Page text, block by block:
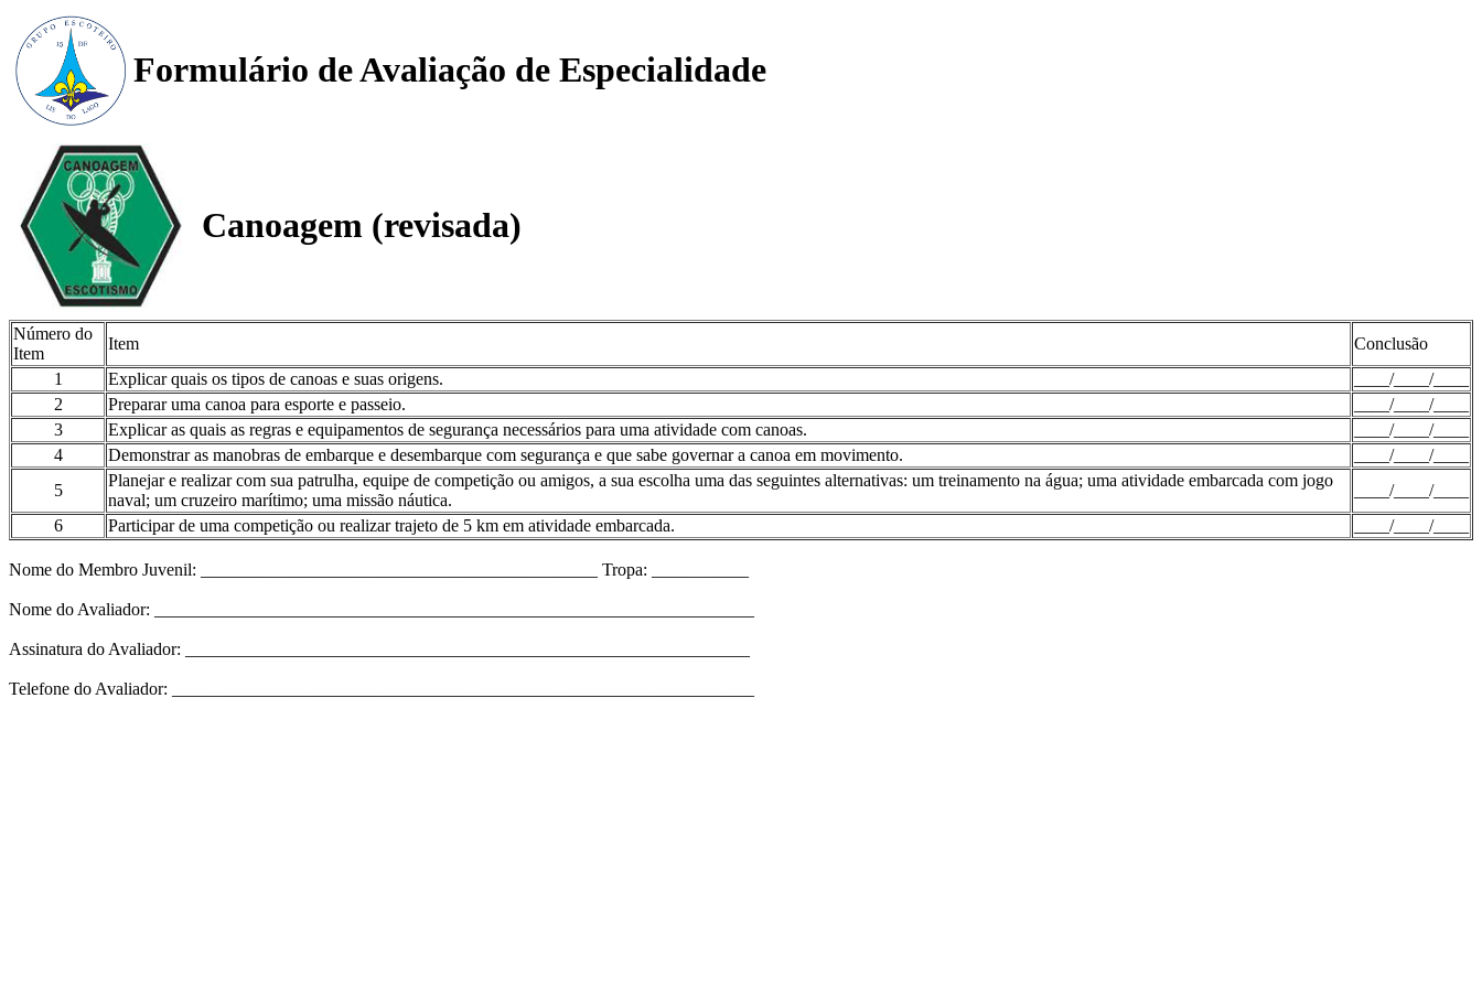
Formulário de Avaliação de Especialidade
Canoagem (revisada)
Número do
Item
Item
Conclusão
1
Explicar quais os tipos de canoas e suas origens.
____/____/____
2
Preparar uma canoa para esporte e passeio.
____/____/____
3
Explicar as quais as regras e equipamentos de segurança necessários para uma atividade com canoas.
____/____/____
4
Demonstrar as manobras de embarque e desembarque com segurança e que sabe governar a canoa em movimento.
____/____/____
5
Planejar e realizar com sua patrulha, equipe de competição ou amigos, a sua escolha uma das seguintes alternativas: um treinamento na água; uma atividade embarcada com jogo
naval; um cruzeiro marítimo; uma missão náutica.
____/____/____
6
Participar de uma competição ou realizar trajeto de 5 km em atividade embarcada. ____/____/____
Nome do Membro Juvenil: _____________________________________________ Tropa: ___________
Nome do Avaliador: ____________________________________________________________________
Assinatura do Avaliador: ________________________________________________________________
Telefone do Avaliador: __________________________________________________________________